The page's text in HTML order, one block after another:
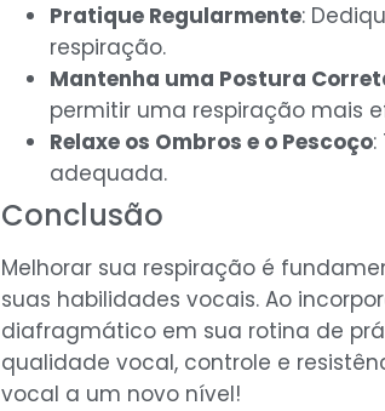
Pratique Regularmente:
respiração.
Mantenha uma Postura
permitir uma respiração mais
Relaxe os Ombros e o Pescoço
adequada.
Conclusão
Melhorar sua respiração é
suas habilidades vocais. Ao
diafragmático em sua rotina de
qualidade vocal, controle e
vocal a um novo nível!